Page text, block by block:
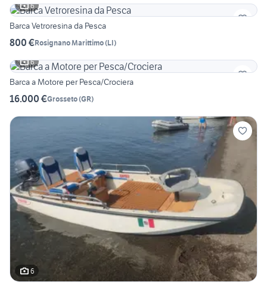
6
Barca Vetroresina da Pesca
800 €Rosignano Marittimo(LI)
6
Barca a Motore per Pesca/Crociera
16.000 €Grosseto(GR)
6